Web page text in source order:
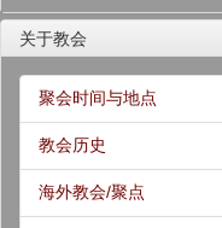
关于教会
聚会时间与地点
教会历史
海外教会/聚点